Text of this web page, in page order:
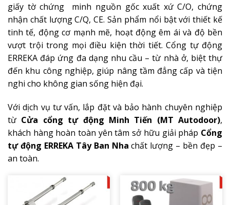
giấy tờ chứng minh nguồn gốc xuất xứ C/O, chứng
nhận chất lượng C/Q, CE. Sản phẩm nổi bật với thiết kế
tinh tế, động cơ mạnh mẽ, hoạt động êm ái và độ bền
vượt trội trong mọi điều kiện thời tiết. Cổng tự động
ERREKA đáp ứng đa dạng nhu cầu – từ nhà ở, biệt thự
đến khu công nghiệp, giúp nâng tầm đẳng cấp và tiện
nghi cho không gian sống hiện đại.
Với dịch vụ tư vấn, lắp đặt và bảo hành chuyên nghiệp
từ Cửa cổng tự động Minh Tiến (MT Autodoor),
khách hàng hoàn toàn yên tâm sở hữu giải pháp Cổng
tự động ERREKA Tây Ban Nha chất lượng – bền đẹp –
an toàn.